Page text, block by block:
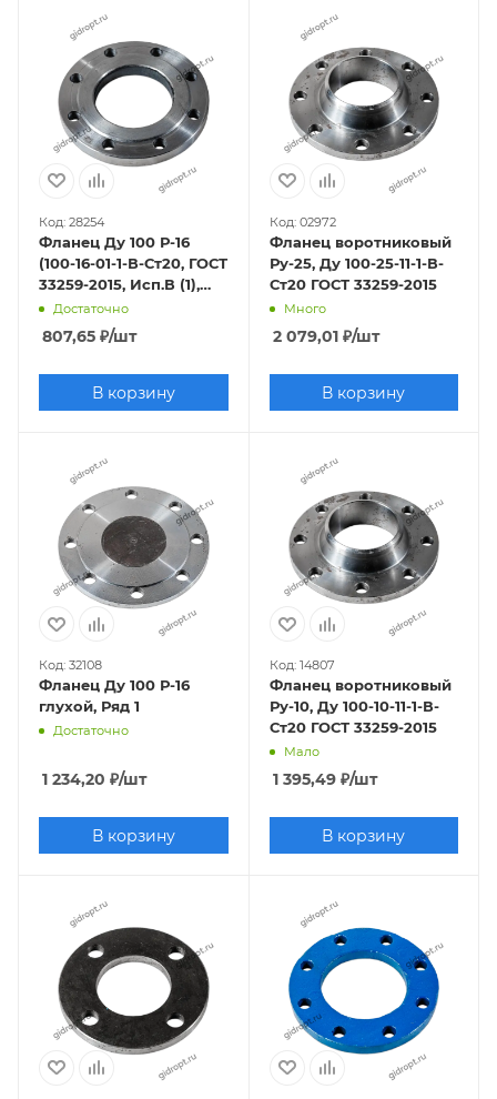
Код: 28254
Фланец Ду 100 Р-16
(100-16-01-1-В-Ст20, ГОСТ
33259-2015, Исп.В (1),
Ряд 1)
Достаточно
807,65 ₽/шт
В корзину
Код: 02972
Фланец воротниковый
Ру-25, Ду 100-25-11-1-В-
Ст20 ГОСТ 33259-2015
Много
2 079,01₽/шт
В корзину
Код: 32108
Фланец Ду 100 Р-16
глухой, Ряд 1
Достаточно
1 234,20 ₽/шт
В корзину
Код: 14807
Фланец воротниковый
Ру-10, Ду 100-10-11-1-В-
Ст20 ГОСТ 33259-2015
Мало
1 395,49₽/шт
В корзину